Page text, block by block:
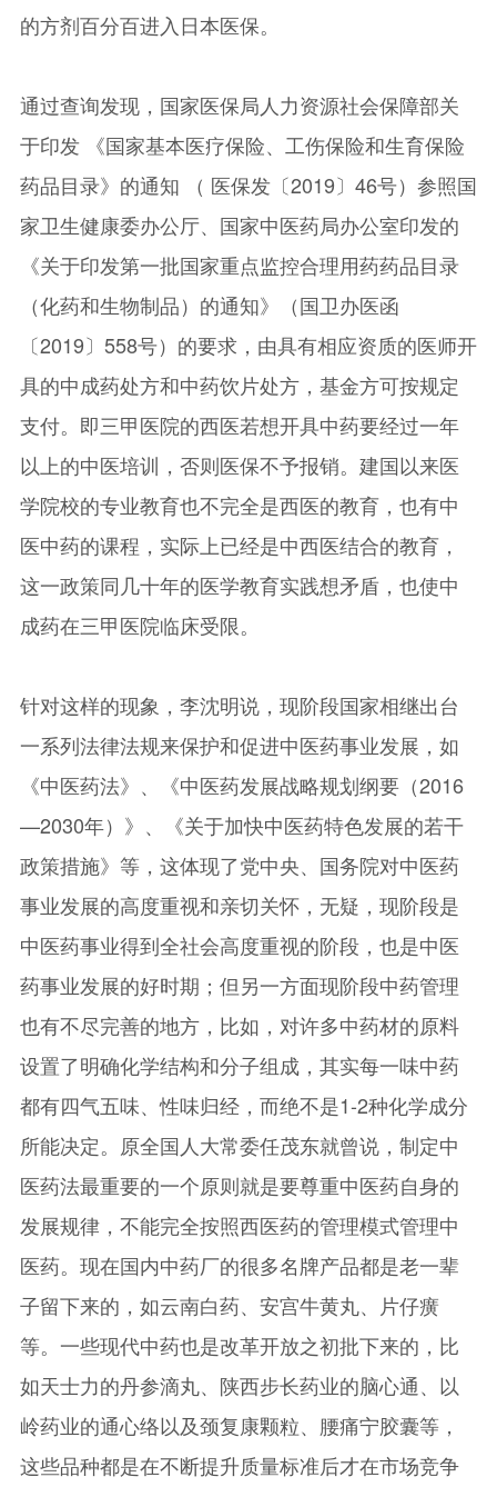
的方剂百分百进入日本医保。
通过查询发现，国家医保局人力资源社会保障部关
于印发 《国家基本医疗保险、工伤保险和生育保险
药品目录》的通知 （ 医保发〔2019〕46号）参照国
家卫生健康委办公厅、国家中医药局办公室印发的
《关于印发第一批国家重点监控合理用药药品目录
（化药和生物制品）的通知》（国卫办医函
〔2019〕558号）的要求，由具有相应资质的医师开
具的中成药处方和中药饮片处方，基金方可按规定
支付。即三甲医院的西医若想开具中药要经过一年
以上的中医培训，否则医保不予报销。建国以来医
学院校的专业教育也不完全是西医的教育，也有中
医中药的课程，实际上已经是中西医结合的教育，
这一政策同几十年的医学教育实践想矛盾，也使中
成药在三甲医院临床受限。
针对这样的现象，李沈明说，现阶段国家相继出台
一系列法律法规来保护和促进中医药事业发展，如
《中医药法》、《中医药发展战略规划纲要（2016
—2030年）》、《关于加快中医药特色发展的若干
政策措施》等，这体现了党中央、国务院对中医药
事业发展的高度重视和亲切关怀，无疑，现阶段是
中医药事业得到全社会高度重视的阶段，也是中医
药事业发展的好时期；但另一方面现阶段中药管理
也有不尽完善的地方，比如，对许多中药材的原料
设置了明确化学结构和分子组成，其实每一味中药
都有四气五味、性味归经，而绝不是1-2种化学成分
所能决定。原全国人大常委任茂东就曾说，制定中
医药法最重要的一个原则就是要尊重中医药自身的
发展规律，不能完全按照西医药的管理模式管理中
医药。现在国内中药厂的很多名牌产品都是老一辈
子留下来的，如云南白药、安宫牛黄丸、片仔癀
等。一些现代中药也是改革开放之初批下来的，比
如天士力的丹参滴丸、陕西步长药业的脑心通、以
岭药业的通心络以及颈复康颗粒、腰痛宁胶囊等，
这些品种都是在不断提升质量标准后才在市场竞争